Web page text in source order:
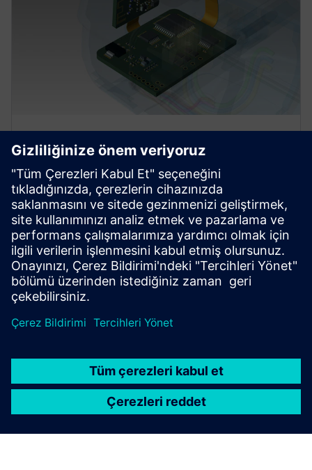
Gelişmiş tasarım
Pano ana hatlarını, yığınları ve bölgesel kısıtlamaları
verimli bir şekilde tanımlamak için güncellenmiş sert
esnek tasarım metodolojisini kullanın. Geçici çözümleri
ortadan kaldırmak için Yüksek Yoğunluklu Ara Bağlantı
(HDI) araçlarını kullanın.